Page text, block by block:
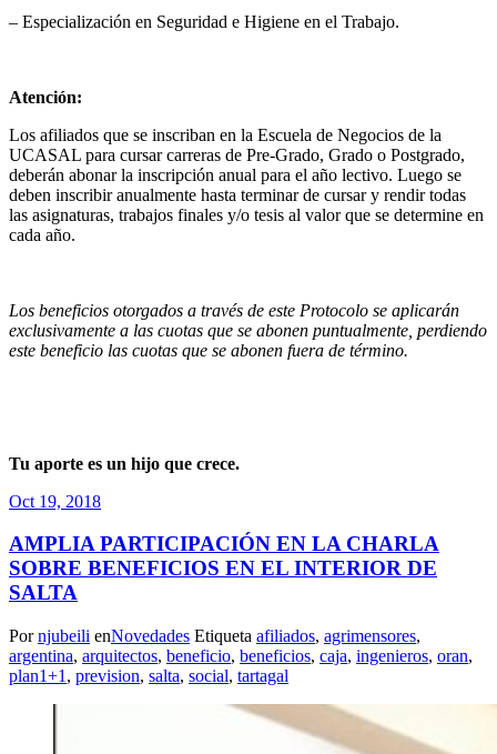
– Especialización en Seguridad e Higiene en el Trabajo.
Atención:
Los afiliados que se inscriban en la Escuela de Negocios de la
UCASAL para cursar carreras de Pre-Grado, Grado o Postgrado,
deberán abonar la inscripción anual para el año lectivo. Luego se
deben inscribir anualmente hasta terminar de cursar y rendir todas
las asignaturas, trabajos finales y/o tesis al valor que se determine en
cada año.
Los beneficios otorgados a través de este Protocolo se aplicarán
exclusivamente a las cuotas que se abonen puntualmente, perdiendo
este beneficio las cuotas que se abonen fuera de término.
Tu aporte es un hijo que crece.
Oct 19, 2018
AMPLIA PARTICIPACIÓN EN LA CHARLA
SOBRE BENEFICIOS EN EL INTERIOR DE
SALTA
Pornjubeili enNovedades Etiqueta afiliados, agrimensores,
argentina, arquitectos, beneficio, beneficios, caja, ingenieros, oran,
plan1+1 , prevision, salta, social, tartagal